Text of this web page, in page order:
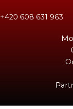
+420 608 631 963